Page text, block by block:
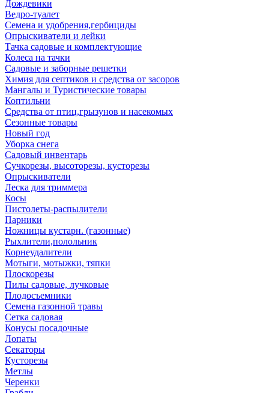
Дождевики
Ведро-туалет
Семена и удобрения,гербициды
Опрыскиватели и лейки
Тачка садовые и комплектующие
Колеса на тачки
Садовые и заборные решетки
Химия для септиков и средства от засоров
Мангалы и Туристические товары
Коптильни
Средства от птиц,грызунов и насекомых
Сезонные товары
Новый год
Уборка снега
Садовый инвентарь
Сучкорезы, высоторезы, кусторезы
Опрыскиватели
Леска для триммера
Косы
Пистолеты-распылители
Парники
Ножницы кустарн. (газонные)
Рыхлители,полольник
Корнеудалители
Мотыги, мотыжки, тяпки
Плоскорезы
Пилы садовые, лучковые
Плодосъемники
Семена газонной травы
Сетка садовая
Конусы посадочные
Лопаты
Секаторы
Кусторезы
Метлы
Черенки